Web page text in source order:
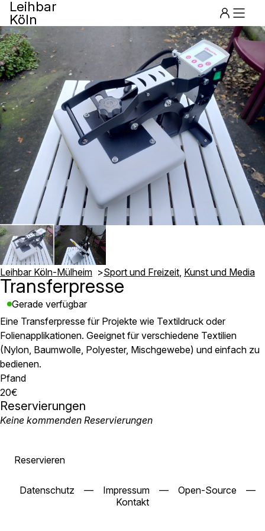
Leihbar
Köln
Menu
Leihbar Köln-Mülheim Sport und Freizeit Kunst und Media
Transferpresse
Gerade verfügbar
Eine Transferpresse für Projekte wie Textildruck oder
Folienapplikationen. Geeignet für verschiedene Textilien
(Nylon, Baumwolle, Polyester, Mischgewebe) und einfach zu
bedienen.
Pfand
20€
Reservierungen
Keine kommenden Reservierungen
Reservieren
Datenschutz — Impressum — Open-Source
—
Kontakt